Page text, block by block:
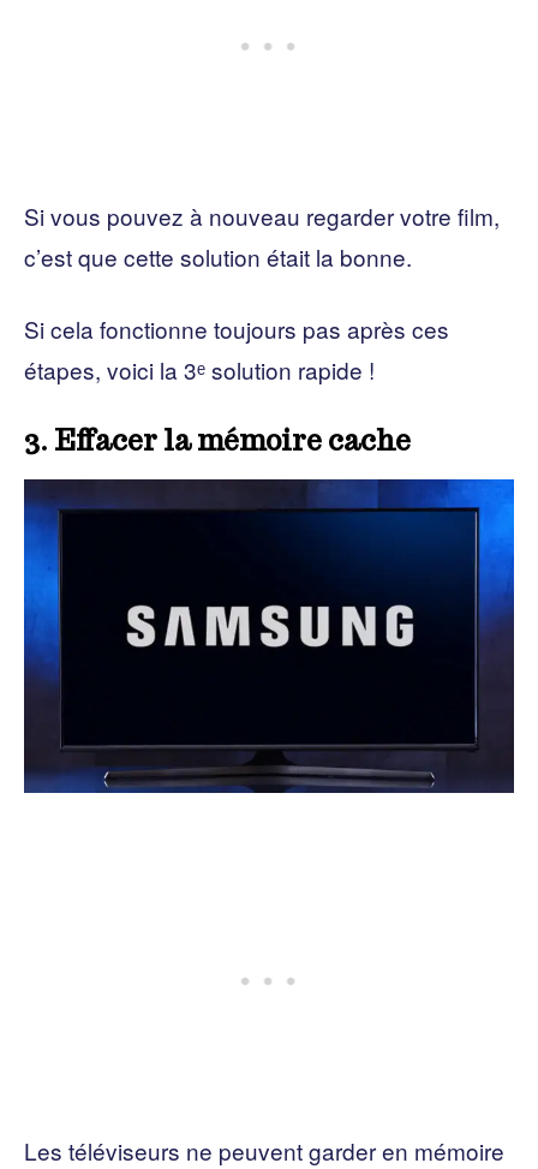
Si vous pouvez à nouveau regarder votre film,
c’est que cette solution était la bonne.
Si cela fonctionne toujours pas après ces
étapes, voici la 3ᵉ solution rapide !
3. Effacer la mémoire cache
Les téléviseurs ne peuvent garder en mémoire